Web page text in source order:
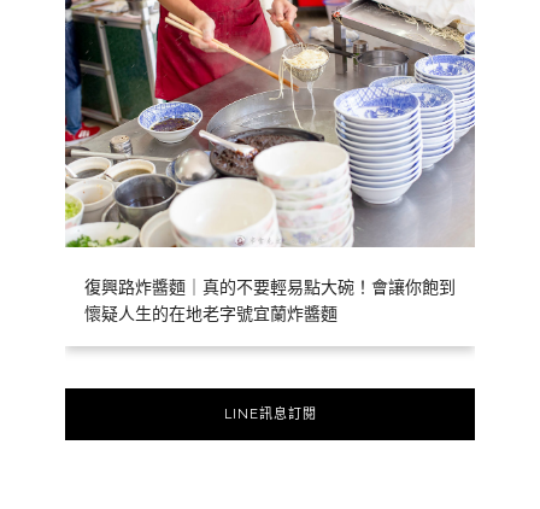
復興路炸醬麵｜真的不要輕易點大碗！會讓你飽到
懷疑人生的在地老字號宜蘭炸醬麵
LINE訊息訂閱